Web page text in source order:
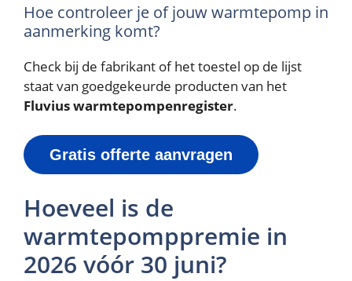
Hoe controleer je of jouw warmtepomp in
aanmerking komt?
Check bij de fabrikant of het toestel op de lijst
staat van goedgekeurde producten van het
Fluvius warmtepompenregister.
Gratis offerte aanvragen
Hoeveel is de
warmtepomppremie in
2026 vóór 30 juni?